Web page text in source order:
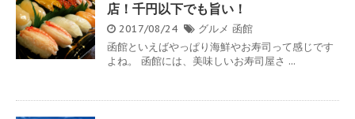
店！千円以下でも旨い！
2017/08/24 グルメ 函館
函館といえばやっぱり海鮮やお寿司って感じです
よね。 函館には、美味しいお寿司屋さ ...